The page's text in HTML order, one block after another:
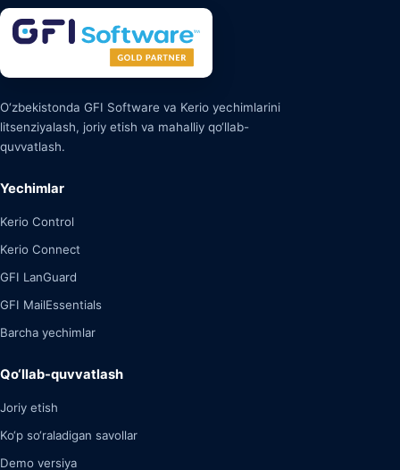
O‘zbekistonda GFI Software va Kerio yechimlarini
litsenziyalash, joriy etish va mahalliy qo‘llab-
quvvatlash.
Yechimlar
Kerio Control
Kerio Connect
GFI LanGuard
GFI MailEssentials
Barcha yechimlar
Qo‘llab-quvvatlash
Joriy etish
Ko‘p so‘raladigan savollar
Demo versiya